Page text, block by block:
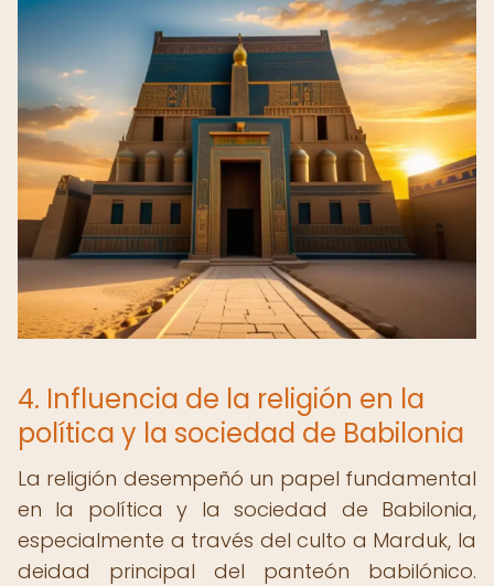
4. Influencia de la religión en la
política y la sociedad de Babilonia
La religión desempeñó un papel fundamental
en la política y la sociedad de Babilonia,
especialmente a través del culto a Marduk, la
deidad principal del panteón babilónico.